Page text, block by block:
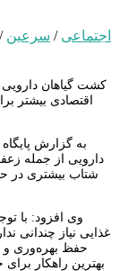
اجتماعی / سرعین /
کشت گیاهان
اقتصادی بیشتر
به گزارش
دارویی از جمله
شتاب بیشتری در
وی افزود: با
غذایی نیاز چندانی
حفظ بهره‌وری و
بهترین راهکار